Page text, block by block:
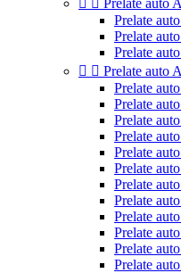
  Prelate auto
Prelate
Prelate
Prelate
  Prelate auto
Prelate
Prelate
Prelate
Prelate
Prelate
Prelate
Prelate
Prelate
Prelate
Prelate
Prelate
Prelate